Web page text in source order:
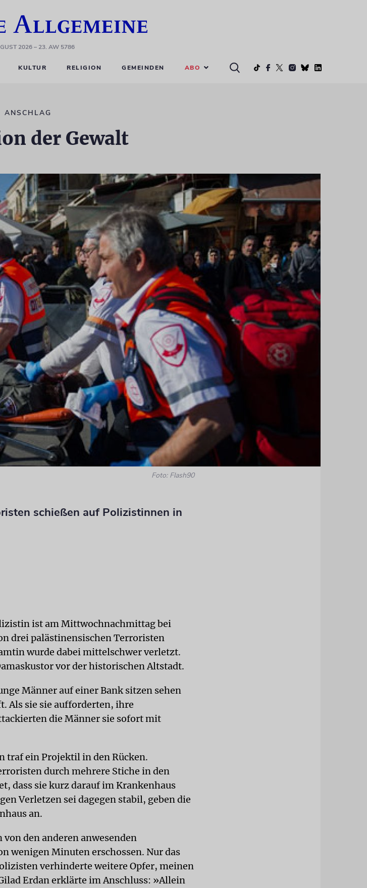
2026– 23. AW 5786
KULTUR RELIGION GEMEINDEN ABO
ANSCHLAG
der Gewalt
Foto: Flash90
schießen auf Polizistinnen in
ist am Mittwochnachmittag bei
drei palästinensischen Terroristen
wurde dabei mittelschwer verletzt.
vor der historischen Altstadt.
Männer auf einer Bank sitzen sehen
Als sie sie aufforderten, ihre
die Männer sie sofort mit
traf ein Projektil in den Rücken.
durch mehrere Stiche in den
dass sie kurz darauf im Krankenhaus
Verletzen sei dagegen stabil, geben die
an.
von den anderen anwesenden
wenigen Minuten erschossen. Nur das
verhinderte weitere Opfer, meinen
Erdan erklärte im Anschluss: »Allein